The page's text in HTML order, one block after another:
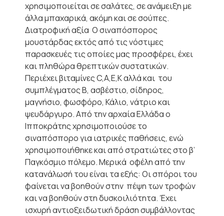
χρησιμοποιείται σε σαλάτες, σε ανάμειξη με
άλλα μπαχαρικά, ακόμη και σε σούπες.
Διατροφική αξία Ο σιναπόσπορος
μουστάρδας εκτός από τις νόστιμες
παρασκευές τις οποίες μας προσφέρει, έχει
και πληθώρα θρεπτικών συστατικών.
Περιέχει βιταμίνες C,A,Ε,K αλλά και του
συμπλέγματος Β, ασβέστιο, σίδηρος,
μαγνήσιο, φωσφόρο, Κάλιο, νάτριο και
ψευδάργυρο. Από την αρχαία Ελλάδα ο
Ιπποκράτης χρησιμοποιούσε το
σιναπόσπορο για ιατρικές παθήσεις, ενώ
χρησιμοποιήθηκε και από στρατιώτες στο β’
Παγκόσμιο πόλεμο. Μερικά οφέλη από την
κατανάλωσή του είναι τα εξής: Οι σπόροι του
φαίνεται να βοηθούν στην πέψη των τροφών
και να βοηθούν στη δυσκοιλιότητα. Έχει
ισχυρή αντιοξειδωτική δράση συμβάλλοντας